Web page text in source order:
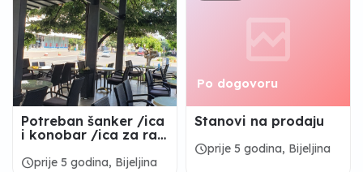
Potreban šanker /ica
i konobar /ica za rad
scheduleprije 5 godina, Bijeljina
Po dogovoru
Stanovi na prodaju
scheduleprije 5 godina, Bijeljina